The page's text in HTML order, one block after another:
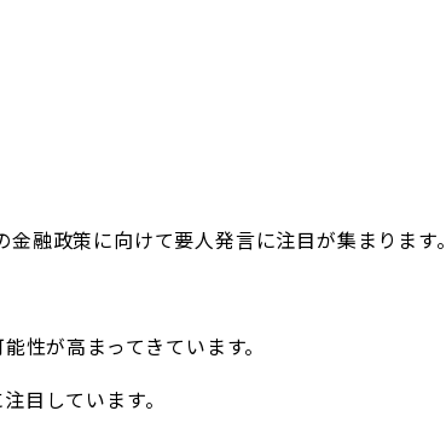
融政策に向けて要人発言に注目が集まります。
性が高まってきています。
目しています。